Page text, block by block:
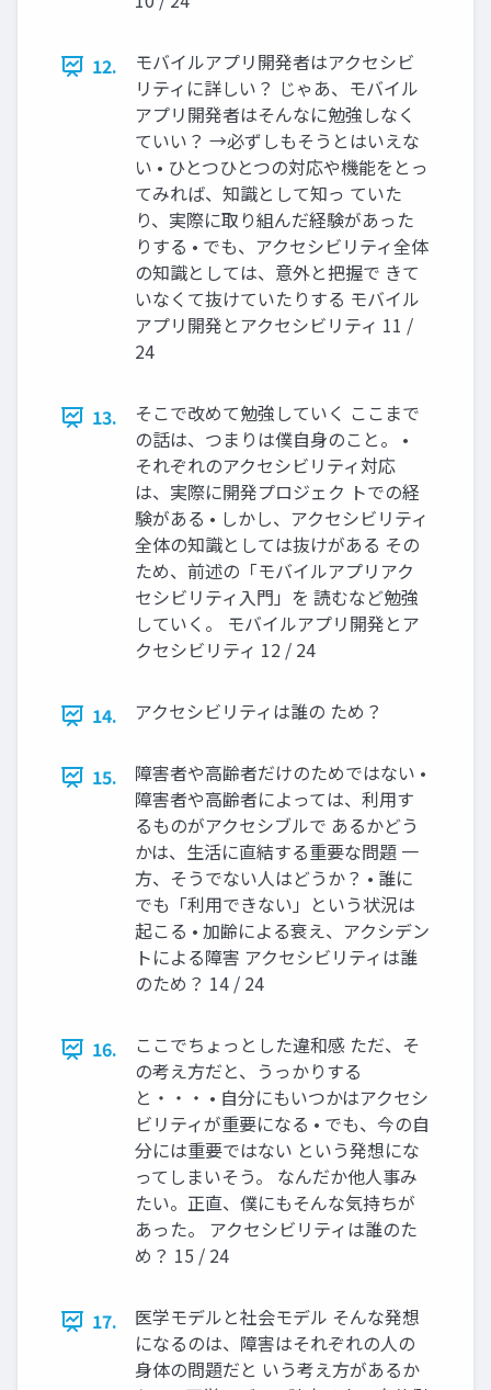
12.
モバイルアプリ開発者はアクセシビ
リティに詳しい？ じゃあ、モバイル
アプリ開発者はそんなに勉強しなく
ていい？ →必ずしもそうとはいえな
い • ひとつひとつの対応や機能をとっ
てみれば、知識として知っ ていた
り、実際に取り組んだ経験があった
りする • でも、アクセシビリティ全体
の知識としては、意外と把握で きて
いなくて抜けていたりする モバイル
アプリ開発とアクセシビリティ 11 /
24
13.
そこで改めて勉強していく ここまで
の話は、つまりは僕自身のこと。 •
それぞれのアクセシビリティ対応
は、実際に開発プロジェク トでの経
験がある • しかし、アクセシビリティ
全体の知識としては抜けがある その
ため、前述の「モバイルアプリアク
セシビリティ入門」を 読むなど勉強
していく。 モバイルアプリ開発とア
クセシビリティ 12 / 24
14. アクセシビリティは誰の ため？
15.
障害者や高齢者だけのためではない •
障害者や高齢者によっては、利用す
るものがアクセシブルで あるかどう
かは、生活に直結する重要な問題 一
方、そうでない人はどうか？ • 誰に
でも「利用できない」という状況は
起こる • 加齢による衰え、アクシデン
トによる障害 アクセシビリティは誰
のため？ 14 / 24
16.
ここでちょっとした違和感 ただ、そ
の考え方だと、うっかりする
と・・・ • 自分にもいつかはアクセシ
ビリティが重要になる • でも、今の自
分には重要ではない という発想にな
ってしまいそう。 なんだか他人事み
たい。正直、僕にもそんな気持ちが
あった。 アクセシビリティは誰のた
め？ 15 / 24
17.
医学モデルと社会モデル そんな発想
になるのは、障害はそれぞれの人の
身体の問題だと いう考え方があるか